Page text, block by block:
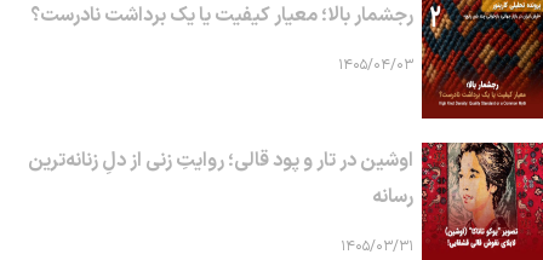
رجشمار بالا؛ معیار کیفیت یا یک برداشت نادرست؟
۱۴۰۵/۰۴/۰۳
اوشین در تار و پود قالی؛ روایتِ زنی از دلِ زنانه‌ترین
رسانه
۱۴۰۵/۰۳/۳۱